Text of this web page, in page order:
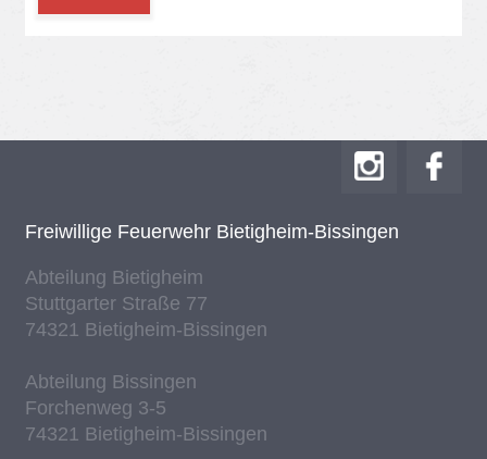
Frei­wil­li­ge Feu­er­wehr Bie­tig­heim-Bis­sin­gen
Ab­tei­lung Bie­tig­heim
Stutt­gar­ter Stra­ße 77
74321 Bie­tig­heim-Bis­sin­gen
Ab­tei­lung Bis­sin­gen
For­chen­weg 3-5
74321 Bie­tig­heim-Bis­sin­gen